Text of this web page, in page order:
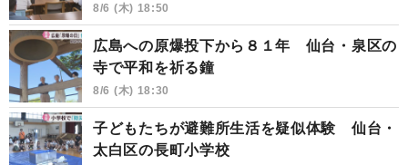
8/6 (木) 18:50
広島への原爆投下から８１年 仙台・泉区の
寺で平和を祈る鐘
8/6 (木) 18:30
子どもたちが避難所生活を疑似体験 仙台・
太白区の長町小学校